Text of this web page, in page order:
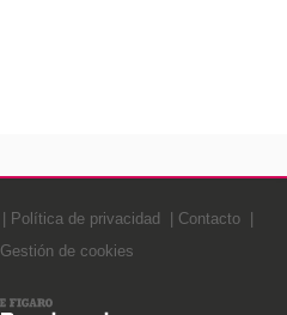
Política de privacidad
Contacto
Gestión de cookies